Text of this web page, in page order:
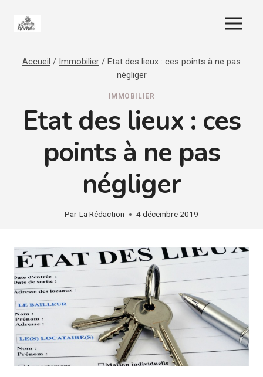
Accueil / Immobilier / Etat des lieux : ces points à ne pas
négliger
IMMOBILIER
Etat des lieux : ces
points à ne pas
négliger
Par La Rédaction 4 décembre 2019